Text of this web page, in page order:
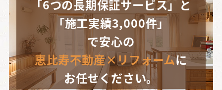
「6つの長期保証サービス」と
「施工実績3,000件」
で安心の
恵比寿不動産×リフォームに
お任せください。